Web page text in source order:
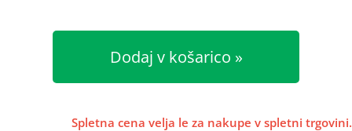
Dodaj v košarico
Spletna cena velja le za nakupe v spletni trgovini.